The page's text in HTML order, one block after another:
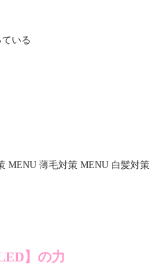
いる
MENU 薄毛対策 MENU 白髪対策
】の力